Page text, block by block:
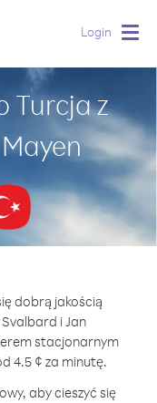
Login
Turcja z
dobrą jakością
i Jan
stacjonarnym
4.5 ¢ za minutę.
aby cieszyć się